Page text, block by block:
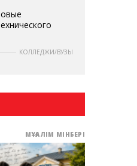
КОЛЛЕДЖИ/ВУЗЫ
МҰҒАЛІМ МІНБЕРІ